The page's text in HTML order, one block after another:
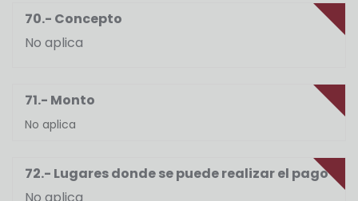
70.- Concepto
No aplica
71.- Monto
No aplica
72.- Lugares donde se puede realizar el pago